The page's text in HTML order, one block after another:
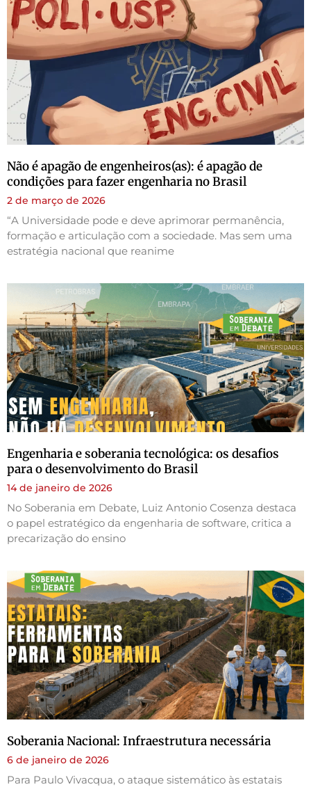
Não é apagão de engenheiros(as): é apagão de
condições para fazer engenharia no Brasil
2 de março de 2026
“A Universidade pode e deve aprimorar permanência,
formação e articulação com a sociedade. Mas sem uma
estratégia nacional que reanime
Engenharia e soberania tecnológica: os desafios
para o desenvolvimento do Brasil
14 de janeiro de 2026
No Soberania em Debate, Luiz Antonio Cosenza destaca
o papel estratégico da engenharia de software, critica a
precarização do ensino
Soberania Nacional: Infraestrutura necessária
6 de janeiro de 2026
Para Paulo Vivacqua, o ataque sistemático às estatais